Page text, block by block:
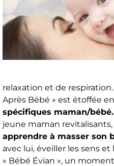
relaxation et de
Après Bébé » est étoffée
spécifiques maman/bébé.
jeune maman
apprendre à masser son
avec lui, éveiller les sens
« Bébé Évian », un